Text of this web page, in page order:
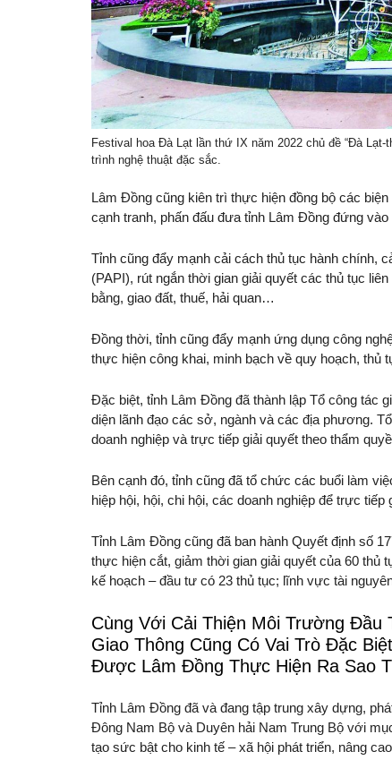
Festival hoa Đà Lạt lần thứ IX năm 2022 chủ đề “Đà
trình nghệ thuật đặc sắc.
Lâm Đồng cũng kiên trì thực hiện đồng bộ các
cạnh tranh, phấn đấu đưa tỉnh Lâm Đồng đứng
Tỉnh cũng đẩy mạnh cải cách thủ tục hành chính,
(PAPI), rút ngắn thời gian giải quyết các thủ tục
bằng, giao đất, thuế, hải quan…
Đồng thời, tỉnh cũng đẩy mạnh ứng dụng công
thực hiện công khai, minh bạch về quy hoạch, thủ
Đặc biệt, tỉnh Lâm Đồng đã thành lập Tổ công tác
diện lãnh đạo các sở, ngành và các địa phương.
doanh nghiệp và trực tiếp giải quyết theo thẩm
Bên cạnh đó, tỉnh cũng đã tổ chức các buổi làm
hiệp hội, hội, chi hội, các doanh nghiệp để trực
Tỉnh Lâm Đồng cũng đã ban hành Quyết định số
thực hiện cắt, giảm thời gian giải quyết của 60
kế hoạch – đầu tư có 23 thủ tục; lĩnh vực tài
Cùng Với Cải Thiện Môi Trường
Giao Thông Cũng Có Vai Trò Đặc
Được Lâm Đồng Thực Hiện Ra Sao
Tỉnh Lâm Đồng đã và đang tập trung xây dựng,
Đông Nam Bộ và Duyên hải Nam Trung Bộ với
tạo sức bật cho kinh tế – xã hội phát triển, nâng